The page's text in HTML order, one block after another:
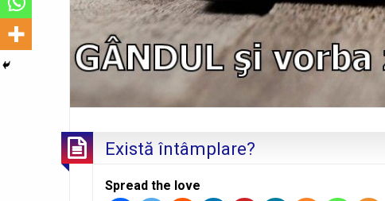
Există întâmplare?
Spread the love